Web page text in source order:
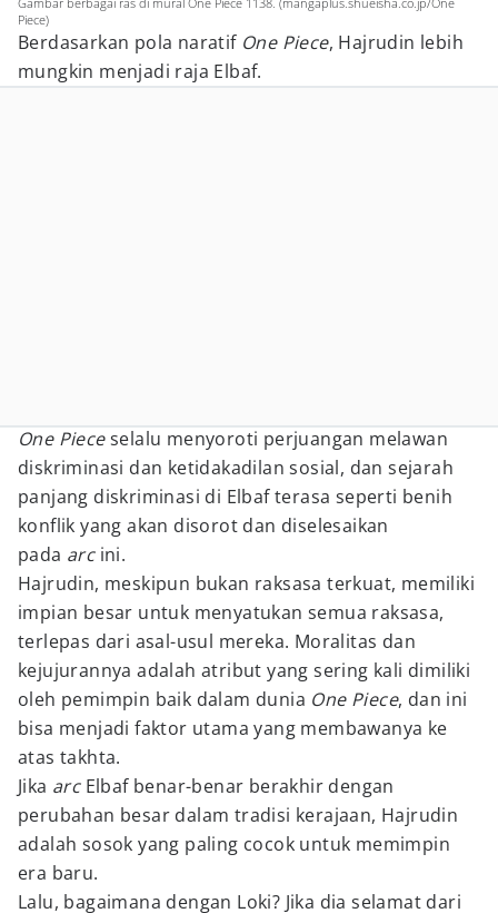
Piece)
Berdasarkan pola naratif One Piece, Hajrudin lebih
mungkin menjadi raja Elbaf.
One Pieceselalu menyoroti perjuangan melawan
diskriminasi dan ketidakadilan sosial, dan sejarah
panjang diskriminasi di Elbaf terasa seperti benih
konflik yang akan disorot dan diselesaikan
pada arc ini.
Hajrudin, meskipun bukan raksasa terkuat, memiliki
impian besar untuk menyatukan semua raksasa,
terlepas dari asal-usul mereka. Moralitas dan
kejujurannya adalah atribut yang sering kali dimiliki
oleh pemimpin baik dalam dunia One Piece, dan ini
bisa menjadi faktor utama yang membawanya ke
atas takhta.
Jika arcElbaf benar-benar berakhir dengan
perubahan besar dalam tradisi kerajaan, Hajrudin
adalah sosok yang paling cocok untuk memimpin
era baru.
Lalu, bagaimana dengan Loki? Jika dia selamat dari